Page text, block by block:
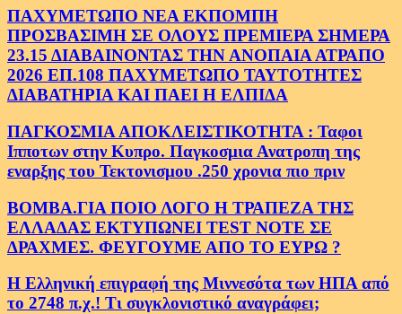
ΠΑΧΥΜΕΤΩΠΟ ΝΕΑ ΕΚΠΟΜΠΗ
ΠΡΟΣΒΑΣΙΜΗ ΣΕ ΟΛΟΥΣ ΠΡΕΜΙΕΡΑ ΣΗΜΕΡΑ
23.15 ΔΙΑΒΑΙΝΟΝΤΑΣ ΤΗΝ ΑΝΟΠΑΙΑ ΑΤΡΑΠΟ
2026 ΕΠ.108 ΠΑΧΥΜΕΤΩΠΟ ΤΑΥΤΟΤΗΤΕΣ
ΔΙΑΒΑΤΗΡΙΑ ΚΑΙ ΠΑΕΙ Η ΕΛΠΙΔΑ
ΠΑΓΚΟΣΜΙΑ ΑΠΟΚΛΕΙΣΤΙΚΟΤΗΤΑ : Ταφοι
Ιπποτων στην Κυπρο. Παγκοσμια Ανατροπη της
εναρξης του Τεκτονισμου .250 χρονια πιο πριν
ΒΟΜΒΑ.ΓΙΑ ΠΟΙΟ ΛΟΓΟ Η ΤΡΑΠΕΖΑ ΤΗΣ
ΕΛΛΑΔΑΣ ΕΚΤΥΠΩΝΕΙ TEST NOTE ΣΕ
ΔΡΑΧΜΕΣ. ΦΕΥΓΟΥΜΕ ΑΠΟ ΤΟ ΕΥΡΩ ?
Η Ελληνική επιγραφή της Μιννεσότα των ΗΠΑ από
το 2748 π.χ.! Τι συγκλονιστικό αναγράφει;